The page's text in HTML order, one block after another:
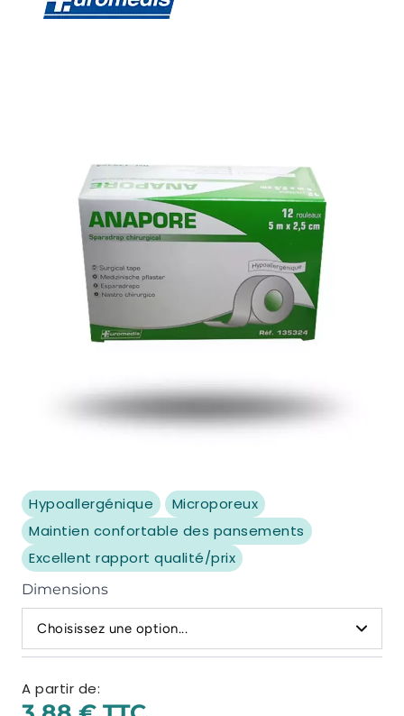
Hypoallergénique
Microporeux
Maintien confortable des pansements
Excellent rapport qualité/prix
Dimensions
Choisissez une option...
A partir de: